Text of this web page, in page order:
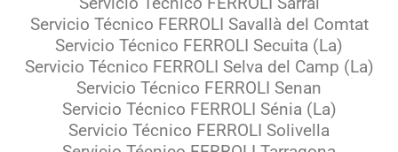
Servicio Técnico FERROLI Savallà del Comtat
Servicio Técnico FERROLI Secuita (La)
Servicio Técnico FERROLI Selva del Camp (La)
Servicio Técnico FERROLI Senan
Servicio Técnico FERROLI Sénia (La)
Servicio Técnico FERROLI Solivella